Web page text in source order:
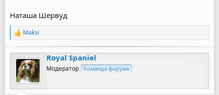
Наташа Шервуд
Р
а
к
и
и
:
Maksi
Royal Spaniel
Модератор Команда форума